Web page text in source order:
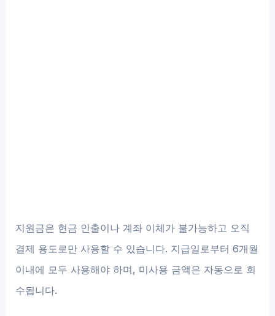
지원금은 현금 인출이나 계좌 이체가 불가능하고 오직
결제 용도로만 사용할 수 있습니다. 지급일로부터 6개월
이내에 모두 사용해야 하며, 미사용 금액은 자동으로 회
수됩니다.